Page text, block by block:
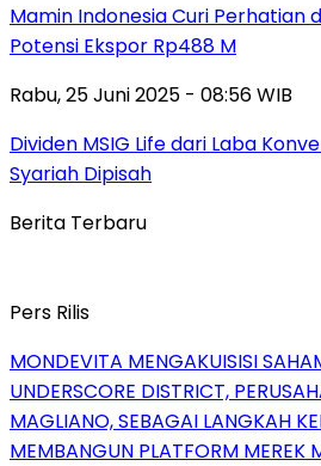
Mamin Indonesia Curi Perhatian
Potensi Ekspor Rp488 M
Rabu, 25 Juni 2025 - 08:56 WIB
Dividen MSIG Life dari Laba
Syariah Dipisah
Berita Terbaru
Pers Rilis
MONDEVITA MENGAKUISISI
UNDERSCORE DISTRICT,
MAGLIANO, SEBAGAI LANGKAH
MEMBANGUN PLATFORM MEREK